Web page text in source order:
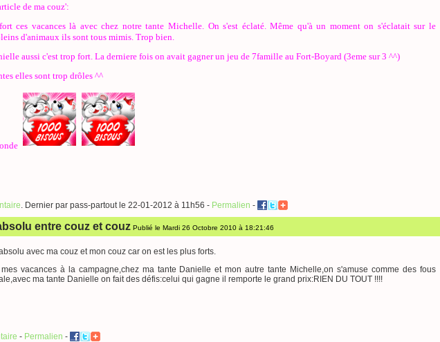
de ma couz':
ces vacances là avec chez notre tante Michelle. On s'est éclaté. Même qu'à un moment on s'éclatait sur le
d'animaux ils sont tous mimis. Trop bien.
aussi c'est trop fort. La derniere fois on avait gagner un jeu de 7famille au Fort-Boyard (3eme sur 3 ^^)
elles sont trop drôles ^^
. Dernier par pass-partout le 22-01-2012 à 11h56 - Permalien -
entre couz et couz Publié le Mardi 26 Octobre 2010 à 18:21:46
avec ma couz et mon couz car on est les plus forts.
vacances à la campagne,chez ma tante Danielle et mon autre tante Michelle,on s'amuse comme des fous
ma tante Danielle on fait des défis:celui qui gagne il remporte le grand prix:RIEN DU TOUT !!!!
- Permalien -